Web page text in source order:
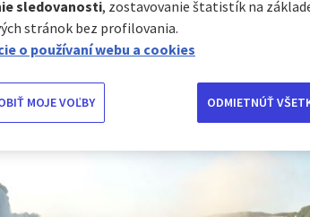
je však isté, v krajine plnej atrakcií
niekoľko najkrajších
dych!
sledovanosti, zostavovanie štatistík na
stránok bez profilovania.
o používaní webu a cookies
MOJE VOĽBY ODMIETNÚŤ